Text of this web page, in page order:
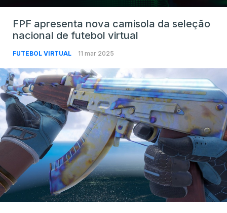
FPF apresenta nova camisola da seleção
nacional de futebol virtual
FUTEBOL VIRTUAL 11 mar 2025